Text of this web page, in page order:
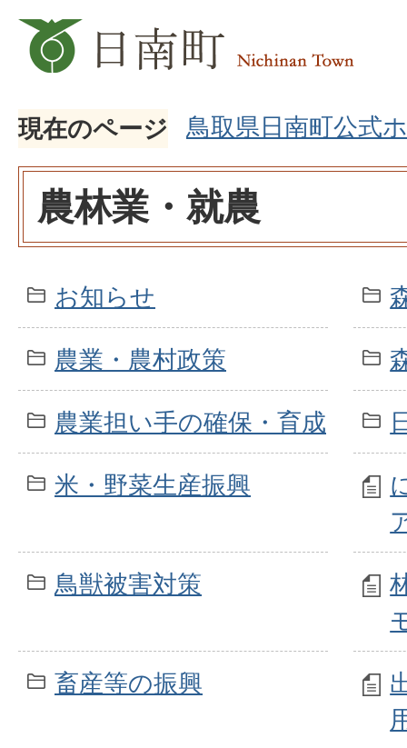
現在のページ 鳥取県日南町公式
農林業・就農
お知らせ
農業・農村政策
農業担い手の確保・育成
米・野菜生産振興
鳥獣被害対策
畜産等の振興